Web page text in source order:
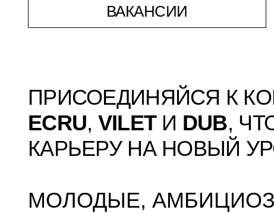
ВАКАНСИИ
ПРИСОЕДИНЯЙСЯ К
ECRU, VILETИ DUB,
КАРЬЕРУ НА НОВЫЙ
МОЛОДЫЕ,